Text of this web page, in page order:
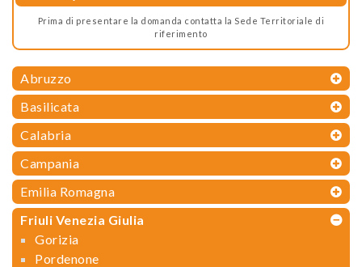
Prima di presentare la domanda contatta la Sede Territoriale di
riferimento
Abruzzo
Basilicata
Calabria
Campania
Emilia Romagna
Friuli Venezia Giulia
Gorizia
Pordenone